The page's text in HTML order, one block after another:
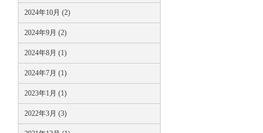
2024年10月 (2)
2024年9月 (2)
2024年8月 (1)
2024年7月 (1)
2023年1月 (1)
2022年3月 (3)